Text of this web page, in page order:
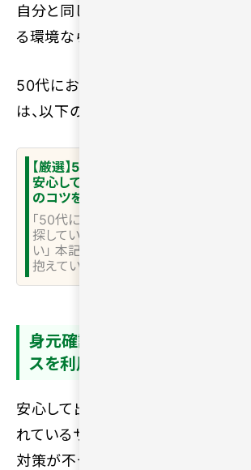
自分と同じように将来への不安を抱
る環境なら、心理的なハードルも下が
50代におすすめのマッチングアプリ
は、以下の記事をご確認ください。
【厳選】50代のマッチングアプリ5選｜
安心して出会える理由や選び方・成功
のコツを解説
「50代におすすめのマッチングアプリを
探している」「50代でも将来のために誰
い」 本記事を読んでいる人の中には、こ
抱えている方もいるでしょう。 マッチング
身元確認やセキュリティ体制が
スを利用する
安心して出会いを探すために、本人
れているサービスを選ぶことは必須
対策が不十分な環境では、思わぬト